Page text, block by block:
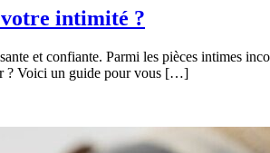
intimité ?
et confiante. Parmi les pièces intimes
? Voici un guide pour vous […]